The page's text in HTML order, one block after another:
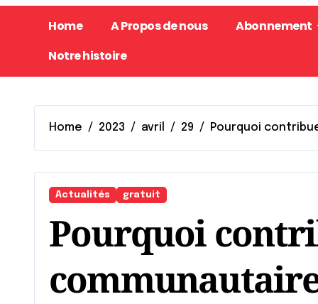
Home A Propos de nous Abonnement
Notre histoire
Home 2023 avril 29 Pourquoi
Actualités gratuit
Pourquoi